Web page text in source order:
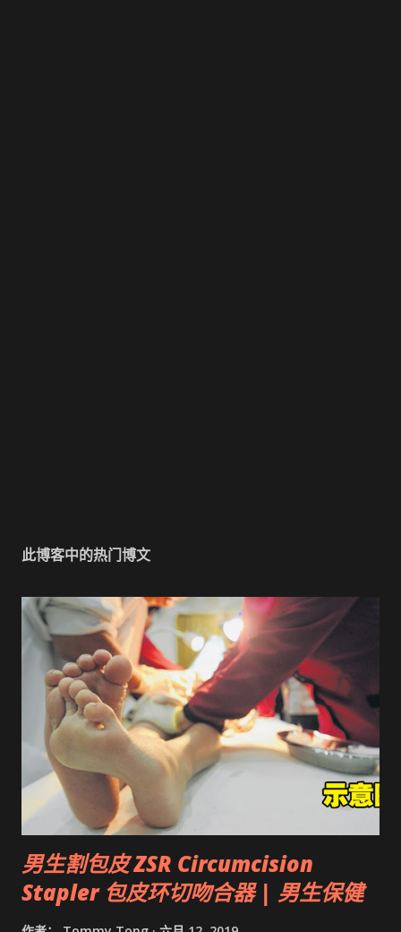
此博客中的热门博文
男生割包皮 ZSR Circumcision
Stapler 包皮环切吻合器 | 男生保健